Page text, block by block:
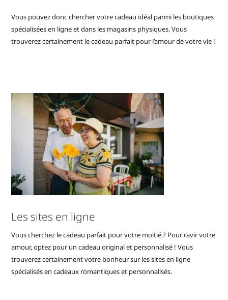
Vous pouvez donc chercher votre cadeau idéal parmi les boutiques
spécialisées en ligne et dans les magasins physiques. Vous
trouverez certainement le cadeau parfait pour l’amour de votre vie !
Les sites en ligne
Vous cherchez le cadeau parfait pour votre moitié ? Pour ravir votre
amour, optez pour un cadeau original et personnalisé ! Vous
trouverez certainement votre bonheur sur les sites en ligne
spécialisés en cadeaux romantiques et personnalisés.